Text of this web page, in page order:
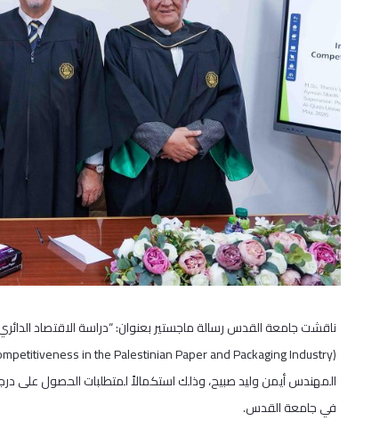
ناقشت جامعة القدس رسالة ماجستير بعنوان: “دراسة الاقتصاد
المهندس أيمن وليد صبيح، وذلك استكمالاً لمتطلبات الحصول على
في جامعة القدس.